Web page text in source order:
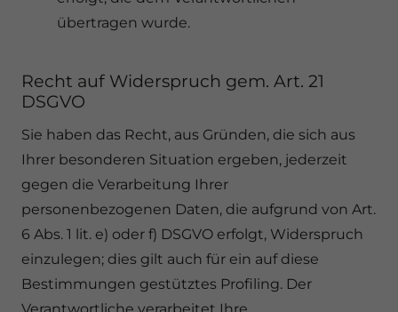
übertragen wurde.
Recht auf Widerspruch gem. Art. 21
DSGVO
Sie haben das Recht, aus Gründen, die sich aus
Ihrer besonderen Situation ergeben, jederzeit
gegen die Verarbeitung Ihrer
personenbezogenen Daten, die aufgrund von Art.
6 Abs. 1 lit. e) oder f) DSGVO erfolgt, Widerspruch
einzulegen; dies gilt auch für ein auf diese
Bestimmungen gestütztes Profiling. Der